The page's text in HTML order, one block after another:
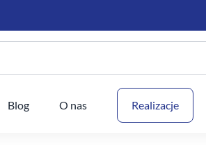
Blog O nas Realizacje